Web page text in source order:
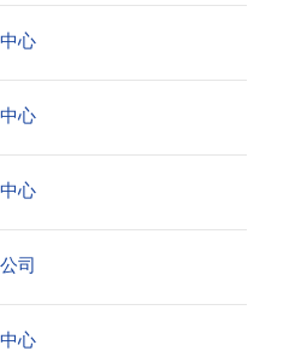
心
心
心
司
心